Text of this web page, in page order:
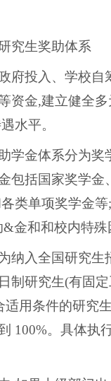
生奖助体系
投入、学校自
资金,建立健全
水平。
金体系分为奖
包括国家奖学金
类单项奖学金
金和和校内特殊
入全国研究生
制研究生(有固
适用条件的研究
100%。具体执